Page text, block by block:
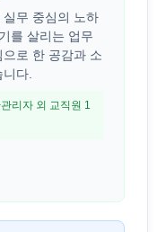
무 중심의 노하
를 살리는 업무
로 한 공감과 소
다.
리자 외 교직원 1